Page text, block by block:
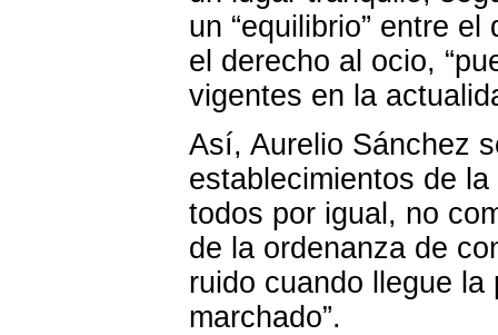
un “equilibrio” entre
el derecho al ocio,
vigentes en la
Así, Aurelio Sánchez
establecimientos de
todos por igual, no
de la ordenanza de
ruido cuando llegue
marchado”.